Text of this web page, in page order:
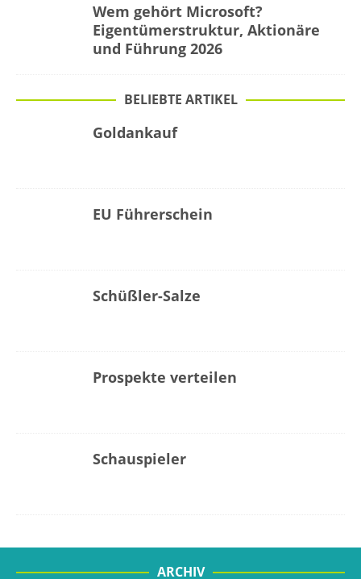
Wem gehört Microsoft?
Eigentümerstruktur, Aktionäre
und Führung 2026
BELIEBTE ARTIKEL
Goldankauf
EU Führerschein
Schüßler-Salze
Prospekte verteilen
Schauspieler
ARCHIV